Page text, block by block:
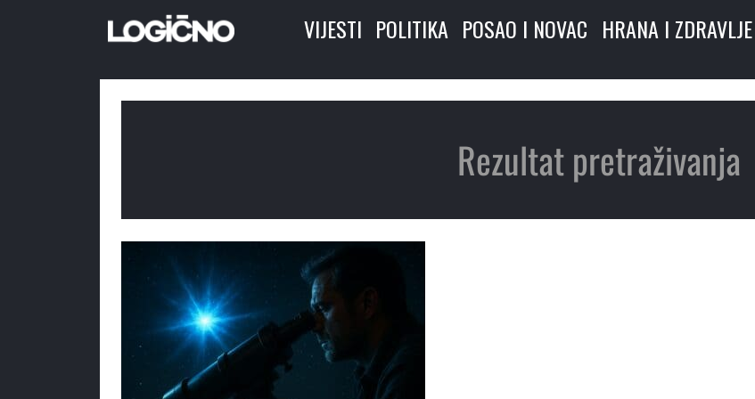
VIJESTI POLITIKA POSAO I NOVAC HRANA I ZDRAVLJE
Rezultat pretraživanja